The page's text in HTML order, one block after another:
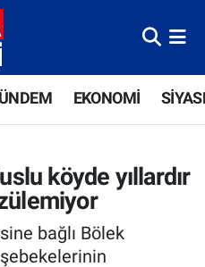
EKONOMİ
köyde yıllardır
bağlı Bölek
ve Fikstür